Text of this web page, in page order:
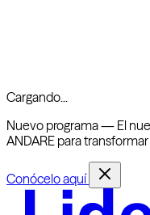
Cargando...
Nuevo programa — El
ANDARE para
Conócelo aquí